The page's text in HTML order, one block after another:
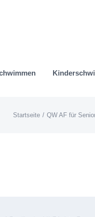
Startseite QW AF für